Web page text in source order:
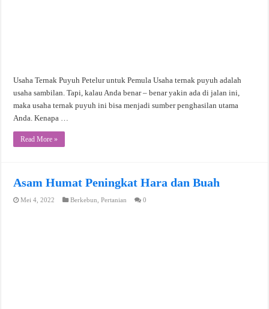
Usaha Ternak Puyuh Petelur untuk Pemula Usaha ternak puyuh adalah
usaha sambilan. Tapi, kalau Anda benar – benar yakin ada di jalan ini,
maka usaha ternak puyuh ini bisa menjadi sumber penghasilan utama
Anda. Kenapa …
Read More »
Asam Humat Peningkat Hara dan Buah
Mei 4, 2022 Berkebun ,Pertanian 0